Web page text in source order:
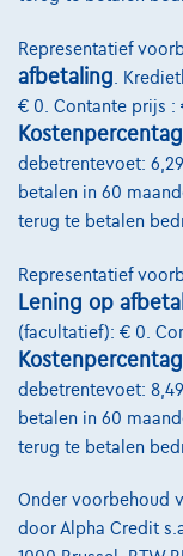
Vanaf€613,95/
maandaflossing
Ontdek het volledige
8830 Hooglede,
Vergelijk
Representatief
afbetaling .
€ 0. Contante prijs :
debetrentevoet:
betalen in 60
terug te betalen
Representatief
Lening op
(facultatief): € 0.
debetrentevoet:
betalen in 60
terug te betalen
Onder voorbehoud
door Alpha Credit